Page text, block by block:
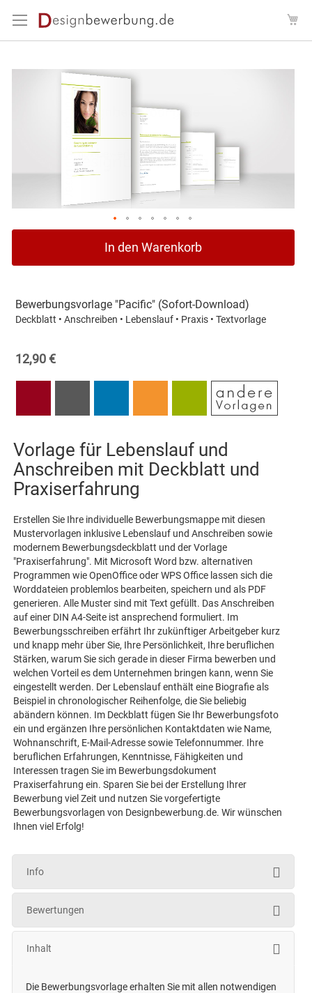
Inhalt
der
In den Warenkorb
Bewerbungsvorlage "Pacific" (Sofort-Download)
Deckblatt • Anschreiben • Lebenslauf • Praxis • Textvorlage
12,90 €
Vorlage für Lebenslauf und
Anschreiben mit Deckblatt und
Praxiserfahrung
Erstellen Sie Ihre individuelle Bewerbungsmappe mit diesen
Mustervorlagen inklusive Lebenslauf und Anschreiben sowie
modernem Bewerbungsdeckblatt und der Vorlage
"Praxiserfahrung". Mit Microsoft Word bzw. alternativen
Programmen wie OpenOffice oder WPS Office lassen sich die
Worddateien problemlos bearbeiten, speichern und als PDF
generieren. Alle Muster sind mit Text gefüllt. Das Anschreiben
auf einer DIN A4-Seite ist ansprechend formuliert. Im
Bewerbungsschreiben erfährt Ihr zukünftiger Arbeitgeber kurz
und knapp mehr über Sie, Ihre Persönlichkeit, Ihre beruflichen
Stärken, warum Sie sich gerade in dieser Firma bewerben und
welchen Vorteil es dem Unternehmen bringen kann, wenn Sie
eingestellt werden. Der Lebenslauf enthält eine Biografie als
Beispiel in chronologischer Reihenfolge, die Sie beliebig
abändern können. Im Deckblatt fügen Sie Ihr Bewerbungsfoto
ein und ergänzen Ihre persönlichen Kontaktdaten wie Name,
Wohnanschrift, E-Mail-Adresse sowie Telefonnummer. Ihre
beruflichen Erfahrungen, Kenntnisse, Fähigkeiten und
Interessen tragen Sie im Bewerbungsdokument
Praxiserfahrung ein. Sparen Sie bei der Erstellung Ihrer
Bewerbung viel Zeit und nutzen Sie vorgefertigte
Bewerbungsvorlagen von Designbewerbung.de. Wir wünschen
Ihnen viel Erfolg!
Info
Bewertungen
Inhalt
Die Bewerbungsvorlage erhalten Sie mit allen notwendigen